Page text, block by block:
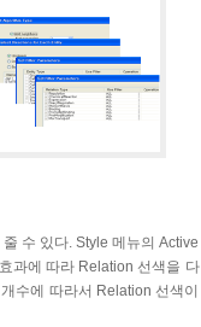
수 있다. Style 메뉴의 Active
과에 따라 Relation 선색을 다
수에 따라서 Relation 선색이